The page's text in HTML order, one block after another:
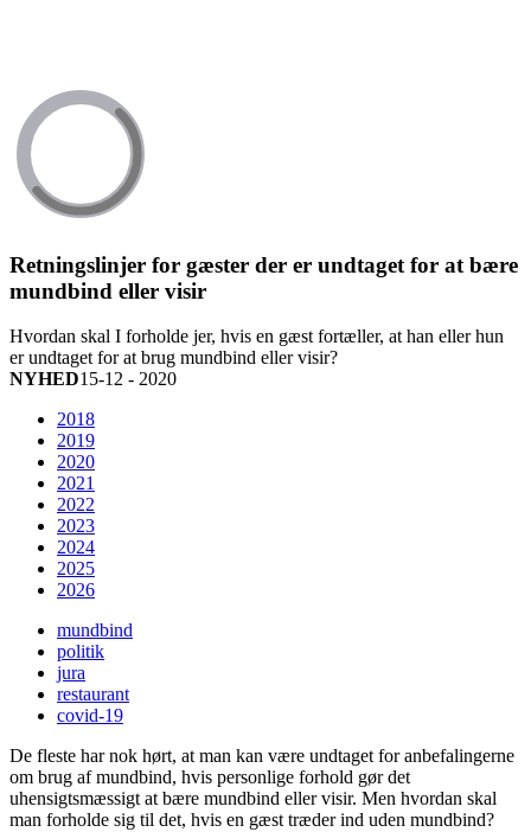
Retningslinjer for gæster der er undtaget for at bære
mundbind eller visir
Hvordan skal I forholde jer, hvis en gæst fortæller, at han eller hun
er undtaget for at brug mundbind eller visir?
NYHED15-12 - 2020
2018
2019
2020
2021
2022
2023
2024
2025
2026
mundbind
politik
jura
restaurant
covid-19
De fleste har nok hørt, at man kan være undtaget for anbefalingerne
om brug af mundbind, hvis personlige forhold gør det
uhensigtsmæssigt at bære mundbind eller visir. Men hvordan skal
man forholde sig til det, hvis en gæst træder ind uden mundbind?